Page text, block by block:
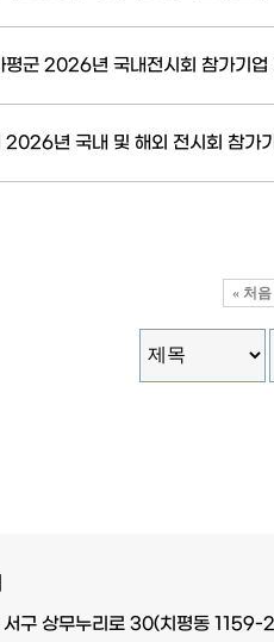
평군 2026년 국내전시회 참가기
2026년 국내 및 해외 전시회 참
« 처음
구 상무누리로 30(치평동 1159-